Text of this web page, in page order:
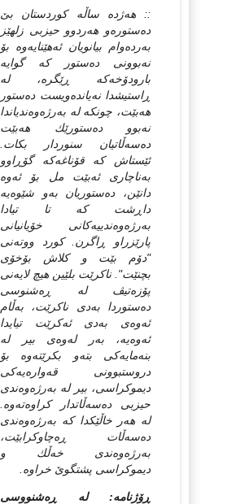
:: هه‌ژده‌ ساڵه‌ كوردستان بێ
ده‌ستوره‌و هه‌ردوو حیزبی زلهێز
به‌رده‌وام بیانویان ئه‌هێنایه‌وه‌ بۆ
نه‌بوونی ده‌ستور كه‌ گوایه‌
بارودۆخه‌كه‌ ڕێگره‌، له‌
ڕاستیشدا نه‌یانده‌ویست ده‌ستور
هه‌بێت، چونكه‌ له‌ به‌رژه‌وه‌ندیاندا
نه‌بوو ده‌ستورێك هه‌بێت
ده‌سه‌ڵاتیان سنوردار بكات.
ئێستاش كه‌ قۆناغه‌كه‌ گۆڕاوو
به‌ناچاری ئه‌بێت مل بۆ ئه‌وه‌
دانێن، ده‌ستوریان به‌و شێوه‌یه‌
داڕشت كه‌ تا تیادا
به‌رژه‌وه‌ندییه‌كانی خۆیانیانی
پارێزراو ڕاگرن. كورد ووته‌نی
"دۆم بێت و كلاش بۆخۆی
بچنێت". ناكرێت بلێین هیچ لایه‌نی
پۆزه‌تیڤ له‌ ڕه‌شنوسی
ده‌ستوردا به‌دی ناكرێت، به‌ڵام
ئه‌وه‌ی به‌دی ئه‌كرێت تیایدا
ئه‌وه‌یه‌، به‌ر له‌وه‌ی بیر له‌
بنه‌مایه‌كی بته‌و بكرێته‌وه‌ بۆ
دروستبوونی قه‌واره‌یه‌كی
دیموكراسی، بیر له‌ به‌رژه‌وه‌ندی
حیزبی ده‌سه‌ڵاتدار كراوه‌ته‌وه‌.
له‌ هه‌ر خاڵێكدا كه‌ به‌رژه‌وه‌ندی
ده‌سه‌ڵات ڕه‌چاوكرابێت،
به‌رژه‌وه‌ندی خه‌ڵك و
دیموكراسی پشتگوێ خراوه‌.
ڕۆژنامه: له‌ ڕه‌شنووسی